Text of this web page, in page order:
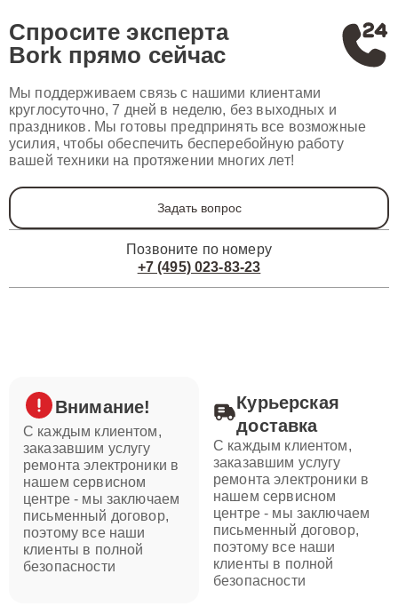
Спросите эксперта
Bork прямо сейчас
Мы поддерживаем связь с нашими клиентами
круглосуточно, 7 дней в неделю, без выходных и
праздников. Мы готовы предпринять все возможные
усилия, чтобы обеспечить бесперебойную работу
вашей техники на протяжении многих лет!
Задать вопрос
Позвоните по номеру
+7 (495) 023-83-23
Внимание!
С каждым клиентом,
заказавшим услугу
ремонта электроники в
нашем сервисном
центре - мы заключаем
письменный договор,
поэтому все наши
клиенты в полной
безопасности
Курьерская
доставка
С каждым клиентом,
заказавшим услугу
ремонта электроники в
нашем сервисном
центре - мы заключаем
письменный договор,
поэтому все наши
клиенты в полной
безопасности